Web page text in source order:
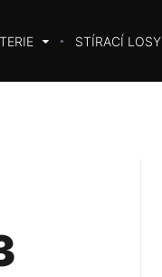
STÍRACÍ LOSY